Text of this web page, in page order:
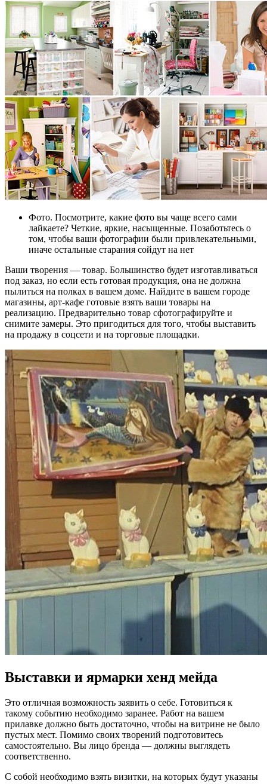
Фото. Посмотрите, какие фото вы чаще всего сами
лайкаете? Четкие, яркие, насыщенные. Позаботьтесь о
том, чтобы ваши фотографии были привлекательными,
иначе остальные старания сойдут на нет
Ваши творения — товар. Большинство будет изготавливаться
под заказ, но если есть готовая продукция, она не должна
пылиться на полках в вашем доме. Найдите в вашем городе
магазины, арт-кафе готовые взять ваши товары на
реализацию. Предварительно товар сфотографируйте и
снимите замеры. Это пригодиться для того, чтобы выставить
на продажу в соцсети и на торговые площадки.
Выставки и ярмарки хенд мейда
Это отличная возможность заявить о себе. Готовиться к
такому событию необходимо заранее. Работ на вашем
прилавке должно быть достаточно, чтобы на витрине не было
пустых мест. Помимо своих творений подготовитесь
самостоятельно. Вы лицо бренда — должны выглядеть
соответственно.
С собой необходимо взять визитки, на которых будут указаны